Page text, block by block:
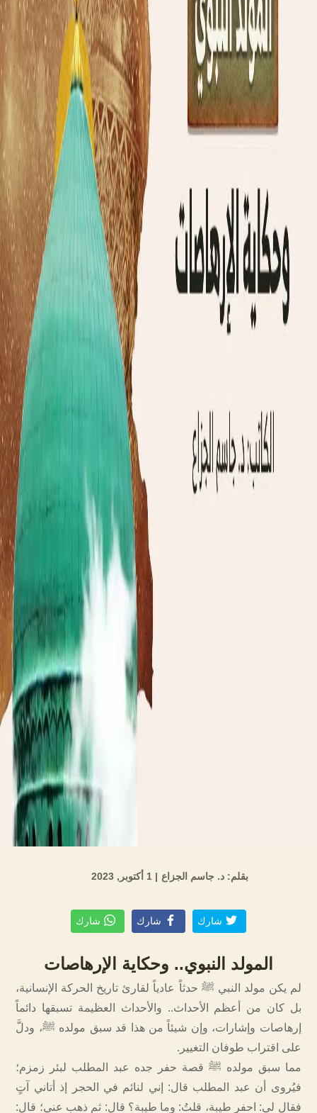
بقلم: د. جاسم الجزاع | 1 أكتوبر, 2023
شارك شارك شارك
المولد النبوي.. وحكاية الإرهاصات
لم يكن مولد النبي ﷺ حدثاً عادياً لقارئ تاريخ الحركة الإنسانية،
بل كان من أعظم الأحداث.. والأحداث العظيمة تسبقها دائماً
إرهاصات وإشارات، وإن شيئاً من هذا قد سبق مولده ﷺ، ودلَّ
على اقتراب طوفان التغيير.
مما سبق مولده ﷺ قصة حفر جده عبد المطلب لبئر زمزم؛
فيُروى أن عبد المطلب قال: إني لنائم في الحجر إذ أتاني آتٍ
فقال لي: احفر طيبة، قلتُ: وما طيبة؟ قال: ثم ذهب عني؛ قال: